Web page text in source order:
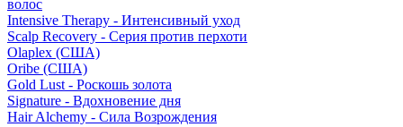
волос
Intensive Therapy - Интенсивный уход
Scalp Recovery - Серия против перхоти
Olaplex (США)
Oribe (США)
Gold Lust - Роскошь золота
Signature - Вдохновение дня
Hair Alchemy - Сила Возрождения